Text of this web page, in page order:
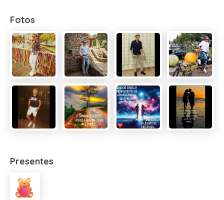
Fotos
Presentes